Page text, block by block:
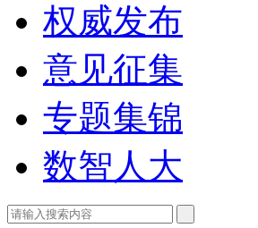
权威发布
意见征集
专题集锦
数智人大